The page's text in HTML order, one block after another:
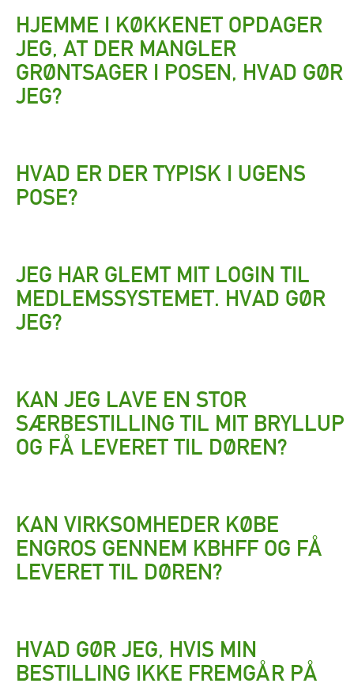
HJEMME I KØKKENET OPDAGER
JEG, AT DER MANGLER
GRØNTSAGER I POSEN, HVAD GØR
JEG?
HVAD ER DER TYPISK I UGENS
POSE?
JEG HAR GLEMT MIT LOGIN TIL
MEDLEMSSYSTEMET. HVAD GØR
JEG?
KAN JEG LAVE EN STOR
SÆRBESTILLING TIL MIT BRYLLUP
OG FÅ LEVERET TIL DØREN?
KAN VIRKSOMHEDER KØBE
ENGROS GENNEM KBHFF OG FÅ
LEVERET TIL DØREN?
HVAD GØR JEG, HVIS MIN
BESTILLING IKKE FREMGÅR PÅ